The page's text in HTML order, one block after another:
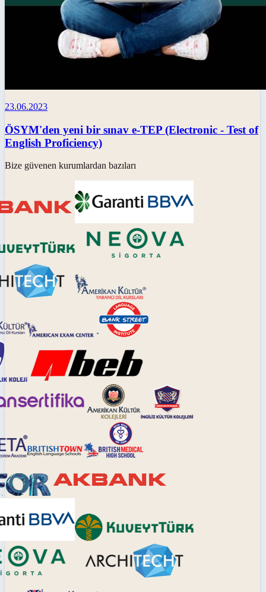
23.06.2023
ÖSYM'den yeni bir sınav e-TEP (Electronic - Test of
English Proficiency)
Bize güvenen kurumlardan bazıları